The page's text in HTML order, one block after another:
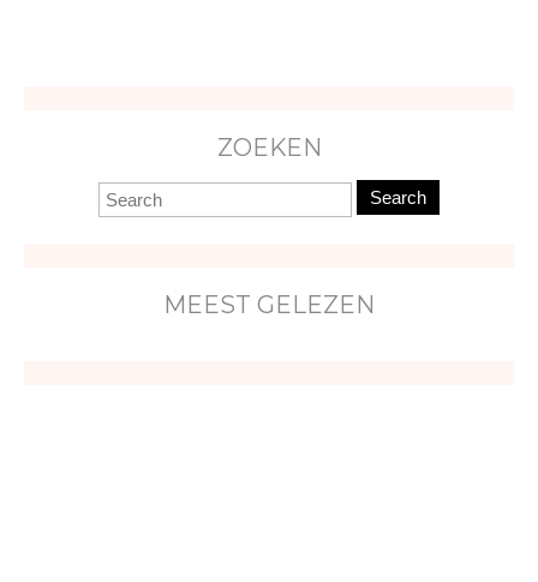
ZOEKEN
Search
MEEST GELEZEN